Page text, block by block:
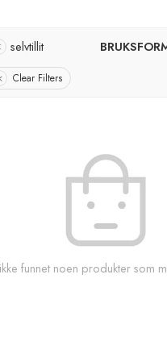
selvtillit
Clear Filters
funnet noen produkter som